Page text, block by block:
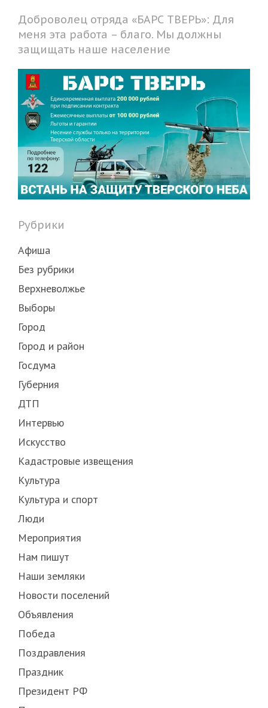
Доброволец отряда «БАРС ТВЕРЬ»: Для
меня эта работа – благо. Мы должны
защищать наше население
Рубрики
Афиша
Без рубрики
Верхневолжье
Выборы
Город
Город и район
Госдума
Губерния
ДТП
Интервью
Искусство
Кадастровые извещения
Культура
Культура и спорт
Люди
Мероприятия
Нам пишут
Наши земляки
Новости поселений
Объявления
Победа
Поздравления
Праздник
Президент РФ